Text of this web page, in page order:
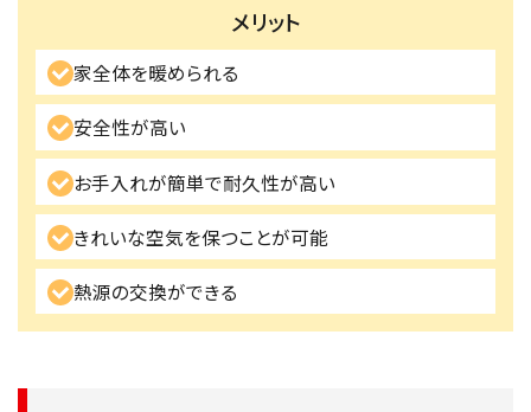
メリット
家全体を暖められる
安全性が高い
お手入れが簡単で耐久性が高い
きれいな空気を保つことが可能
熱源の交換ができる